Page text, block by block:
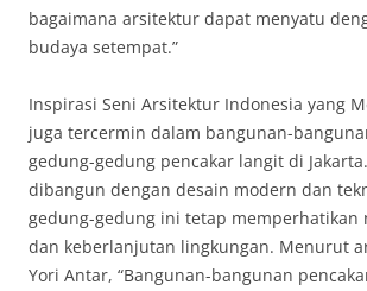
bagaimana arsitektur dapat menyatu
budaya setempat.”
Inspirasi Seni Arsitektur Indonesia yang
juga tercermin dalam bangunan-
gedung-gedung pencakar langit di
dibangun dengan desain modern dan
gedung-gedung ini tetap memperhatikan
dan keberlanjutan lingkungan. Menurut
Yori Antar, “Bangunan-bangunan